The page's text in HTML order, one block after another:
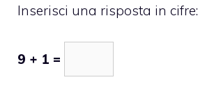
Inserisci una risposta in cifre:
9 + 1 =